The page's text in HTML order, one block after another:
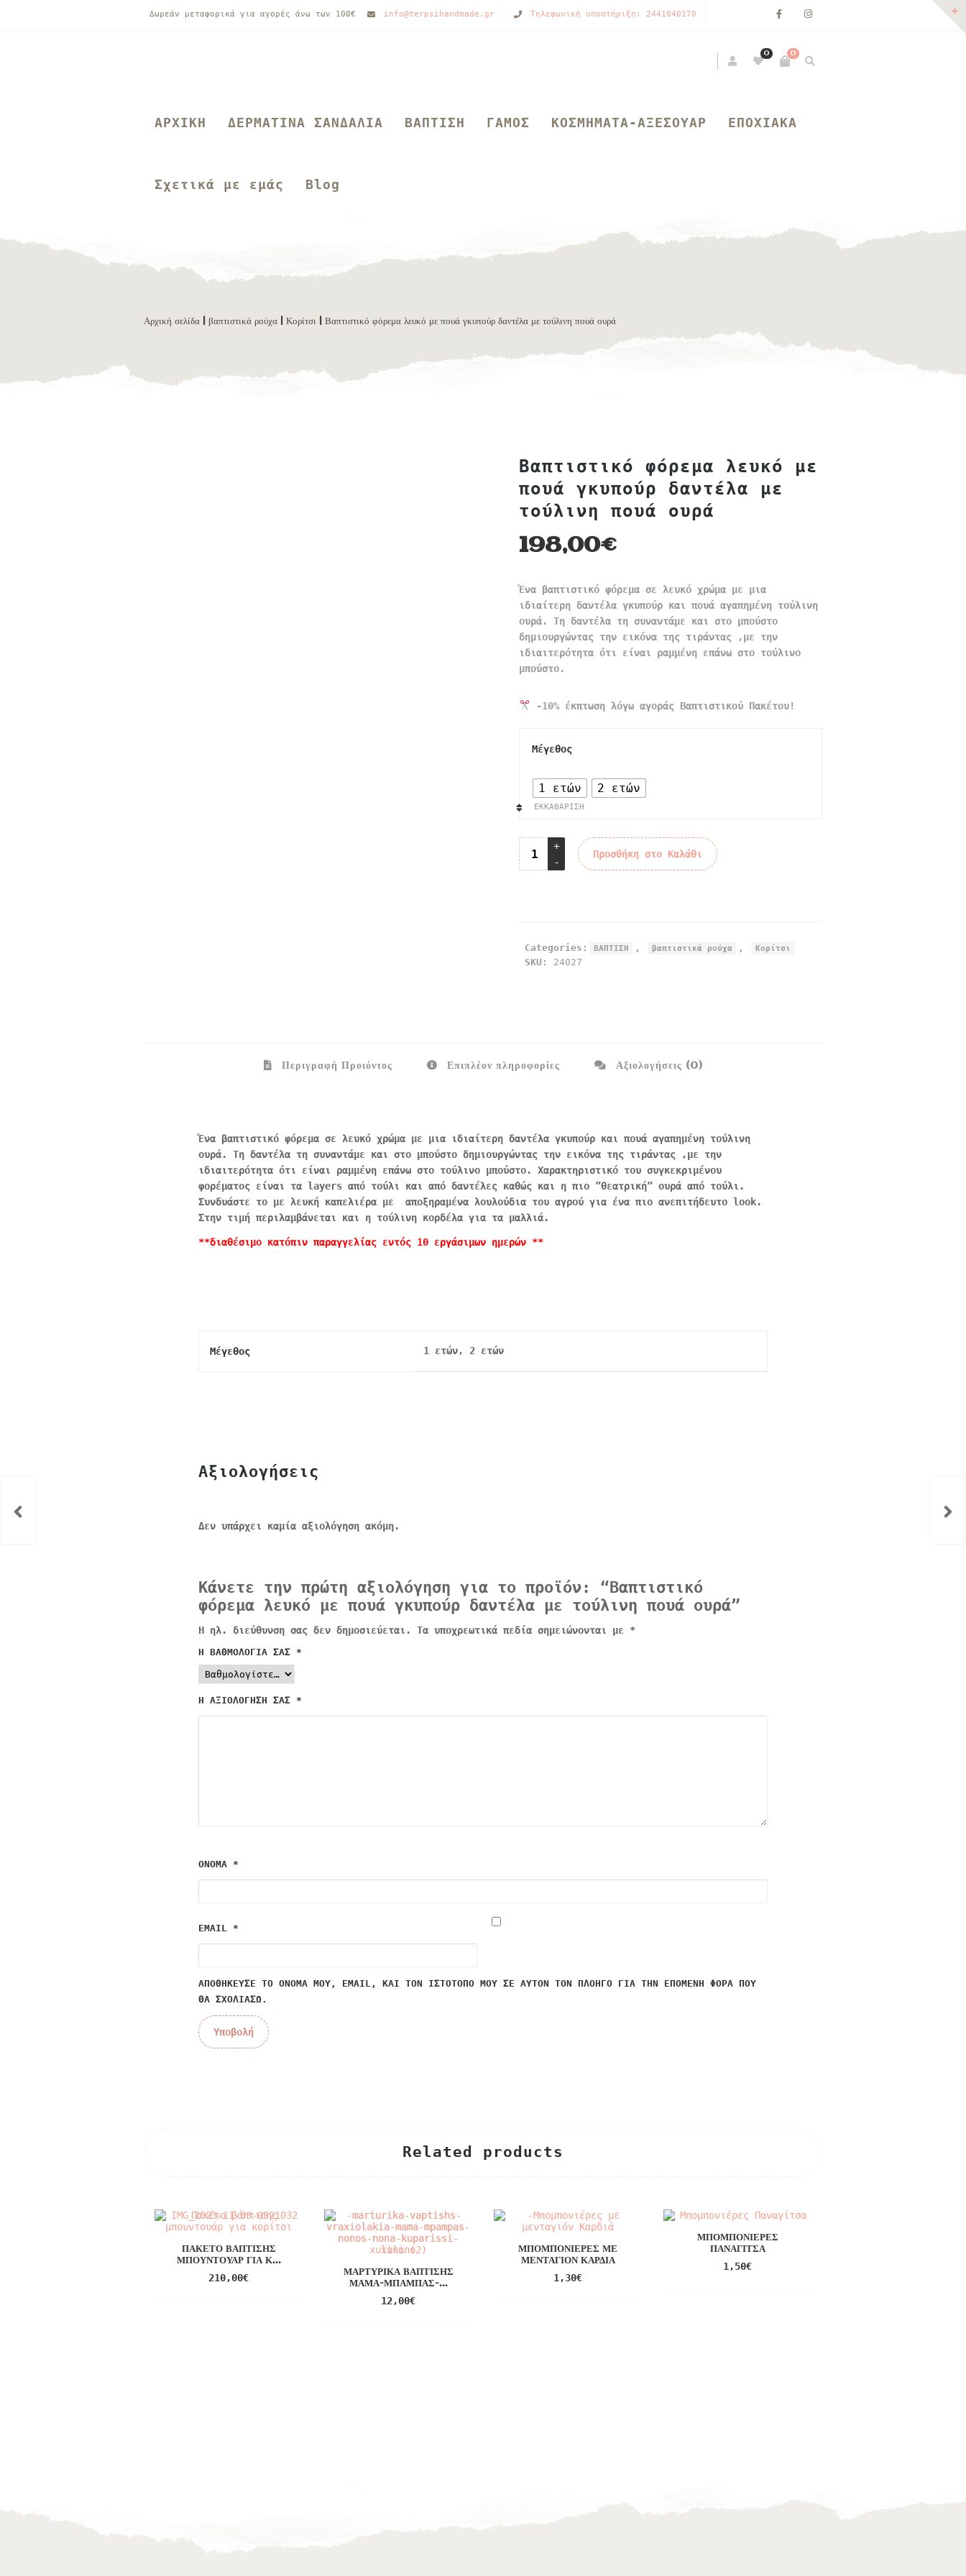
Δωρεάν μεταφορικά για αγορές άνω των 100€ info@terpsihandmade.gr Τηλεφωνική υποστήριξη: 2441040170
0
0
ΑΡΧΙΚΗ ΔΕΡΜΑΤΙΝΑ ΣΑΝΔΑΛΙΑ ΒΑΠΤΙΣΗ ΓΑΜΟΣ ΚΟΣΜΗΜΑΤΑ-ΑΞΕΣΟΥΑΡ ΕΠΟΧΙΑΚΑ
Σχετικά με εμάς Blog
Αρχική σελίδα βαπτιστικά ρούχα Κορίτσι | Βαπτιστικό φόρεμα λευκό με πουά γκυπούρ δαντέλα με τούλινη πουά ουρά
Βαπτιστικό φόρεμα λευκό με
πουά γκυπούρ δαντέλα με
τούλινη πουά ουρά
198,00€
Ένα βαπτιστικό φόρεμα σε λευκό χρώμα με μια
ιδιαίτερη δαντέλα γκυπούρ και πουά αγαπημένη τούλινη
ουρά. Τη δαντέλα τη συναντάμε και στο μπούστο
δημιουργώντας την εικόνα της τιράντας ,με την
ιδιαιτερότητα ότι είναι ραμμένη επάνω στο τούλινο
μπούστο.
-10% έκπτωση λόγω αγοράς Βαπτιστικού Πακέτου!
Μέγεθος
1 ετών 2 ετών
ΕΚΚΑΘΆΡΙΣΗ
Προσθήκη στο Καλάθι
Categories: ΒΑΠΤΙΣΗ , βαπτιστικά ρούχα , Κορίτσι
SKU: 24027
Περιγραφή Προιόντος Επιπλέον πληροφορίες Αξιολογήσεις (0)
Ένα βαπτιστικό φόρεμα σε λευκό χρώμα με μια ιδιαίτερη δαντέλα γκυπούρ και πουά αγαπημένη τούλινη
ουρά. Τη δαντέλα τη συναντάμε και στο μπούστο δημιουργώντας την εικόνα της τιράντας ,με την
ιδιαιτερότητα ότι είναι ραμμένη επάνω στο τούλινο μπούστο. Χαρακτηριστικό του συγκεκριμένου
φορέματος είναι τα layers από τούλι και από δαντέλες καθώς και η πιο ”θεατρική” ουρά από τούλι.
Συνδυάστε το με λευκή καπελιέρα με αποξηραμένα λουλούδια του αγρού για ένα πιο ανεπιτήδευτο look.
Στην τιμή περιλαμβάνεται και η τούλινη κορδέλα για τα μαλλιά.
**διαθέσιμο κατόπιν παραγγελίας εντός 10 εργάσιμων ημερών **
Μέγεθος 1 ετών, 2 ετών
Αξιολογήσεις
Δεν υπάρχει καμία αξιολόγηση ακόμη.
Κάνετε την πρώτη αξιολόγηση για το προϊόν: “Βαπτιστικό
φόρεμα λευκό με πουά γκυπούρ δαντέλα με τούλινη πουά ουρά”
Η ηλ. διεύθυνση σας δεν δημοσιεύεται. Τα υποχρεωτικά πεδία σημειώνονται με *
Η ΒΑΘΜΟΛΟΓΊΑ ΣΑΣ *
Η ΑΞΙΟΛΌΓΗΣΉ ΣΑΣ *
ΌΝΟΜΑ *
EMAIL *
ΑΠΟΘΉΚΕΥΣΕ ΤΟ ΌΝΟΜΆ ΜΟΥ, EMAIL, ΚΑΙ ΤΟΝ ΙΣΤΌΤΟΠΟ ΜΟΥ ΣΕ ΑΥΤΌΝ ΤΟΝ ΠΛΟΗΓΌ ΓΙΑ ΤΗΝ ΕΠΌΜΕΝΗ ΦΟΡΆ ΠΟΥ
ΘΑ ΣΧΟΛΙΆΣΩ.
Related products
ΠΑΚΈΤΟ ΒΆΠΤΙΣΗΣ
ΜΠΟΥΝΤΟΥΆΡ ΓΙΑ Κ...
210,00€
ΜΑΡΤΥΡΙΚΆ ΒΆΠΤΙΣΗΣ
ΜΑΜΆ-ΜΠΑΜΠΆΣ-...
12,00€
ΜΠΟΜΠΟΝΙΈΡΕΣ ΜΕ
ΜΕΝΤΑΓΙΌΝ ΚΑΡΔΙΆ
1,30€
ΜΠΟΜΠΟΝΙΈΡΕΣ
ΠΑΝΑΓΊΤΣΑ
1,50€